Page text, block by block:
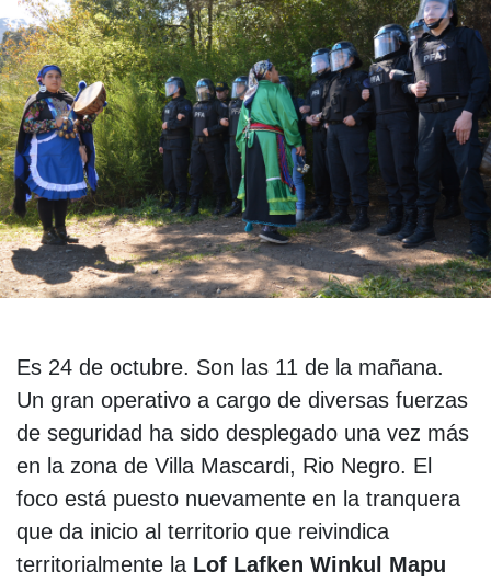
Es 24 de octubre. Son las 11 de la mañana.
Un gran operativo a cargo de diversas fuerzas
de seguridad ha sido desplegado una vez más
en la zona de Villa Mascardi, Rio Negro. El
foco está puesto nuevamente en la tranquera
que da inicio al territorio que reivindica
territorialmente la Lof Lafken Winkul Mapu